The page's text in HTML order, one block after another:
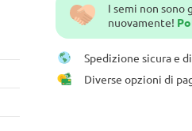
I semi non sono
nuovamente!
Spedizione sicura e
Diverse opzioni di